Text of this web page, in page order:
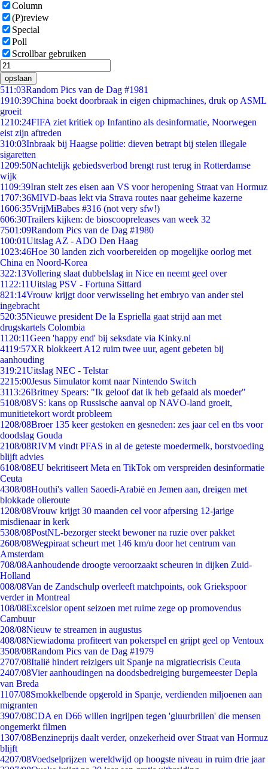
Column
(P)review
Special
Poll
Scrollbar gebruiken
opslaan
511:03Random Pics van de Dag #1981
1910:39China boekt doorbraak in eigen chipmachines, druk op ASML
groeit
1210:24FIFA ziet kritiek op Infantino als desinformatie, Noorwegen
eist zijn aftreden
310:03Inbraak bij Haagse politie: dieven betrapt bij stelen illegale
sigaretten
1209:50Nachtelijk gebiedsverbod brengt rust terug in Rotterdamse
wijk
1109:39Iran stelt zes eisen aan VS voor heropening Straat van Hormuz
1707:36MIVD-baas lekt via Strava routes naar geheime kazerne
1606:35VrijMiBabes #316 (not very sfw!)
606:30Trailers kijken: de bioscoopreleases van week 32
7501:09Random Pics van de Dag #1980
100:01Uitslag AZ - ADO Den Haag
1023:46Hoe 30 landen zich voorbereiden op mogelijke oorlog met
China en Noord-Korea
322:13Vollering slaat dubbelslag in Nice en neemt geel over
11 22:11Uitslag PSV - Fortuna Sittard
821:14Vrouw krijgt door verwisseling het embryo van ander stel
ingebracht
520:35Nieuwe president De la Espriella gaat strijd aan met
drugskartels Colombia
11 20:11Geen 'happy end' bij seksdate via Kinky.nl
4119:57XR blokkeert A12 ruim twee uur, agent gebeten bij
aanhouding
319:21Uitslag NEC - Telstar
2215:00Jesus Simulator komt naar Nintendo Switch
3113:26Britney Spears: "Ik geloof dat ik heb gefaald als moeder"
5108/08VS: kans op Russische aanval op NAVO-land groeit,
munitietekort wordt probleem
1208/08Broer 135 keer gestoken en gesneden: zes jaar cel en tbs voor
doodslag Gouda
2108/08RIVM vindt PFAS in al de geteste moedermelk, borstvoeding
blijft advies
6108/08EU bekritiseert Meta en TikTok om verspreiden desinformatie
Ceuta
4308/08Houthi's vallen Saoedi-Arabië en Jemen aan, dreigen met
blokkade olieroute
1208/08Vrouw krijgt 30 maanden cel voor afpersing 12-jarige
misdienaar in kerk
5308/08PostNL-bezorger steekt bewoner na ruzie over pakket
2608/08Wegpiraat scheurt met 146 km/u door het centrum van
Amsterdam
708/08Aanhoudende droogte veroorzaakt scheuren in dijken Zuid-
Holland
008/08Van de Zandschulp overleeft matchpoints, ook Griekspoor
verder in Montreal
108/08Excelsior opent seizoen met ruime zege op promovendus
Cambuur
208/08Nieuw te streamen in augustus
408/08Niewiadoma profiteert van pokerspel en grijpt geel op Ventoux
3508/08Random Pics van de Dag #1979
2707/08Italië hindert reizigers uit Spanje na migratiecrisis Ceuta
2407/08Vier aanhoudingen na doodsbedreiging burgemeester Depla
van Breda
1107/08Smokkelbende opgerold in Spanje, verdienden miljoenen aan
migranten
3907/08CDA en D66 willen ingrijpen tegen 'gluurbrillen' die mensen
ongemerkt filmen
1307/08Benzineprijs daalt verder, onzekerheid over Straat van Hormuz
blijft
4207/08Voedselprijzen wereldwijd op hoogste niveau in ruim drie jaar